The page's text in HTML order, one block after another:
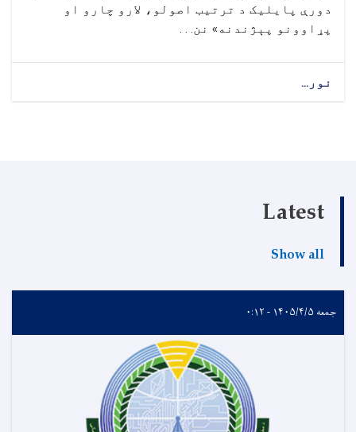
دورې پایلیک د ترتیب اصولو، لارو چارو او
پړاوونو پېژندنه» نن. . .
نور...
Latest
Show all
جمعه ۱۴۰۵/۴/۵ - ۰:۱۲